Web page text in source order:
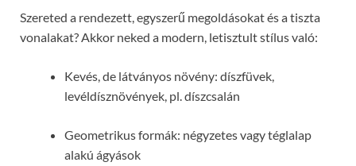
Szereted a rendezett, egyszerű megoldásokat és a tiszta
vonalakat? Akkor neked a modern, letisztult stílus való:
Kevés, de látványos növény: díszfüvek,
levéldísznövények, pl. díszcsalán
Geometrikus formák: négyzetes vagy téglalap
alakú ágyások